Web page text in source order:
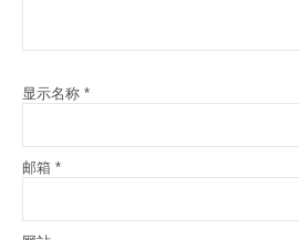
显示名称 *
邮箱 *